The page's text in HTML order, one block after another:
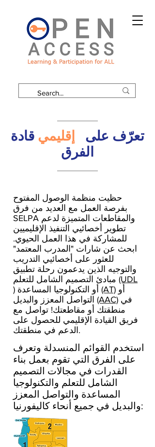
تعرّف على إقليمي قادة
الفرق
حظيت منظمة الوصول المفتوح
بفرصة العمل مع العديد من فرق
SELPA والمقاطعات المتميزة لدعم
تطوير أخصائيي التنفيذ الإقليميين
للمشاركة في هذا العمل الحيوي.
ابحث عن شارات "المدرب المعتمد"
للعثور على أخصائيي التدريب
والتوجيه الذين يدعمون رحلة تطبيق
(UDL
(AT)
(AAC)
منطقتك أو مقاطعتك! تواصل مع
فريق القيادة الإقليمي للحصول على
الدعم في منطقتك.
استخدم القوائم المنسدلة وتعرف
على الفرق التي تقوم بعمل بناء
القدرات في مجالات التصميم
الشامل للتعلم والتكنولوجيا
المساعدة والتواصل المعزز
والبديل في جميع أنحاء كاليفورنيا: